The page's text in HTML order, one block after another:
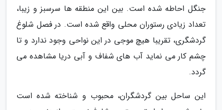
جنگل احاطه شده است. بین این منطقه ها سرسبز و زیبا،
تعداد زیادی رستوران محلی واقع شده است. در فصل شلوغ
گردشگری، تقریبا هیچ موجی در این نواحی وجود ندارد و تا
چشم کار می نماید آب های شفاف و آبی دریا مشاهده می
گردد.
این ساحل بین گردشگران، محبوب و شناخته شده است